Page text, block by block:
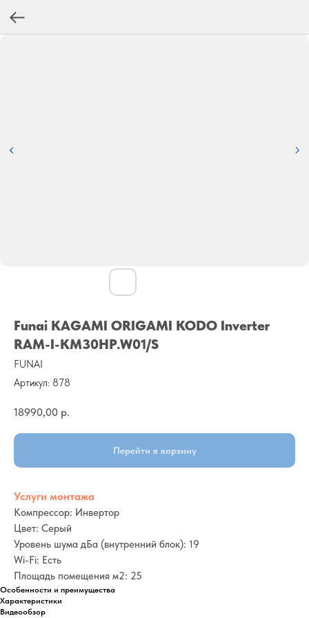
Funai KAGAMI ORIGAMI KODO Inverter
RAM-I-KM30HP.W01/S
FUNAI
Артикул: 878
18990,00 р.
Перейти в корзину
Услуги монтажа
Компрессор: Инвертор
Цвет: Серый
Уровень шума дБа (внутренний блок): 19
Wi-Fi: Есть
Площадь помещения м2: 25
Особенности и преимущества
Характеристики
Видеообзор